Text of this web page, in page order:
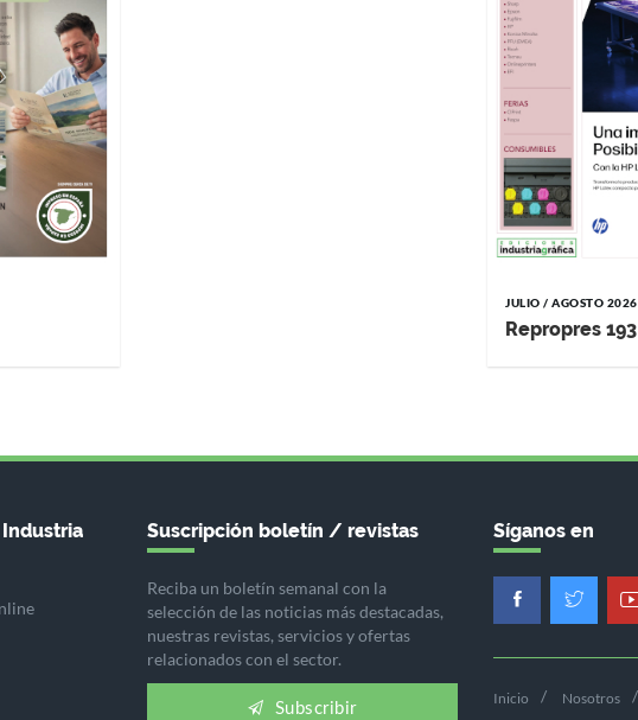
JULIO / AGOSTO 2026
Repropres 193
Suscripción boletín / revistas
Reciba un boletín semanal con la
selección de las noticias más destacadas,
nuestras revistas, servicios y ofertas
relacionados con el sector.
Subscribir
Síganos en
Inicio Nosotros